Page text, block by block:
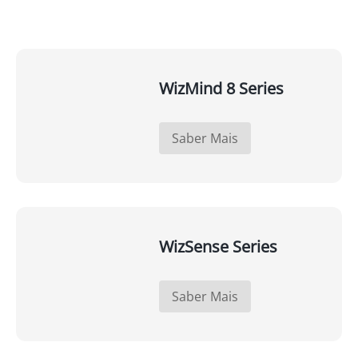
WizMind 8 Series
Saber Mais
WizSense Series
Saber Mais